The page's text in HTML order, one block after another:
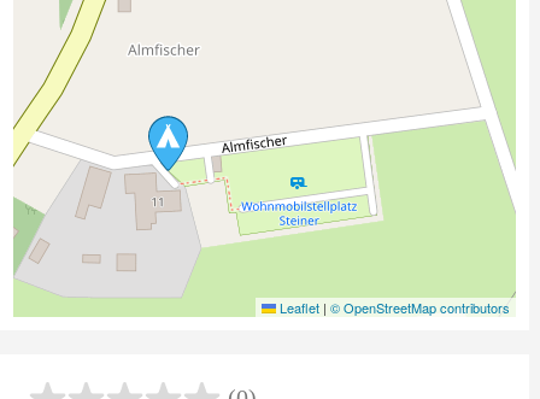
Leaflet | © OpenStreetMap contributors